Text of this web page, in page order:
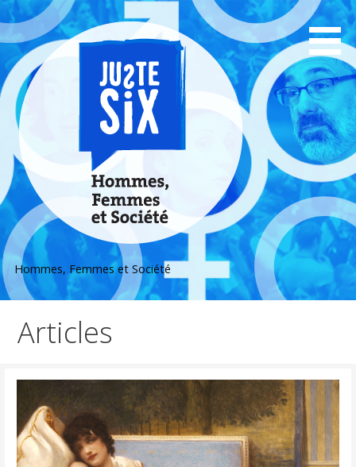
Passer
au
contenu
Hommes, Femmes et Société
Articles